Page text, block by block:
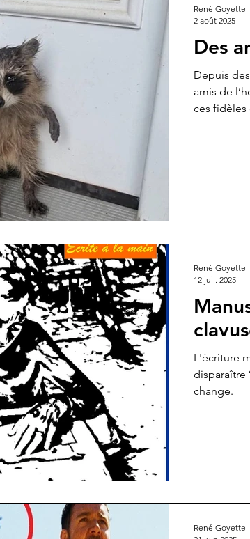
Des
Depuis
amis de
ces fidèles
René Goyette
2 août 2025
L'écriture
disparaître
change.
René Goyette
12 juil. 2025
René Goyette